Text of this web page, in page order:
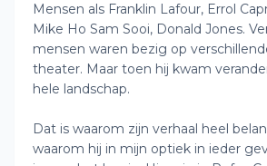
Mensen als Franklin Lafour, Errol
Mike Ho Sam Sooi, Donald Jones.
mensen waren bezig op
theater. Maar toen hij kwam
hele landschap.
Dat is waarom zijn verhaal heel
waarom hij in mijn optiek in ieder